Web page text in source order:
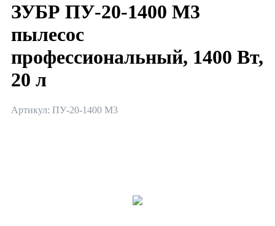
ЗУБР ПУ-20-1400 М3
пылесос
профессиональный, 1400 Вт,
20 л
Артикул: ПУ-20-1400 М3